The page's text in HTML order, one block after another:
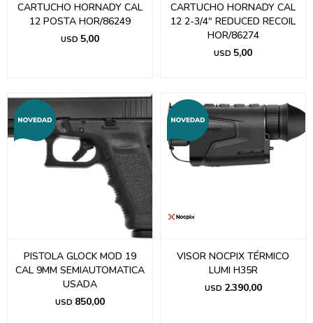
CARTUCHO HORNADY CAL
12 POSTA HOR/86249
USD 5,00
CARTUCHO HORNADY CAL
12 2-3/4" REDUCED RECOIL
HOR/86274
USD 5,00
PISTOLA GLOCK MOD 19
CAL 9MM SEMIAUTOMATICA
USADA
USD 850,00
VISOR NOCPIX TÉRMICO
LUMI H35R
USD 2.390,00